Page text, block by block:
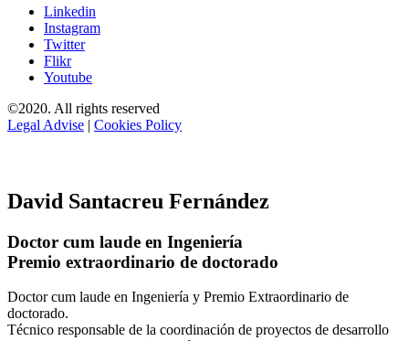
Linkedin
Instagram
Twitter
Flikr
Youtube
©2020. All rights reserved
Legal Advise | Cookies Policy
David Santacreu Fernández
Doctor cum laude en Ingeniería
Premio extraordinario de doctorado
Doctor cum laude en Ingeniería y Premio Extraordinario de
doctorado.
Técnico responsable de la coordinación de proyectos de desarrollo